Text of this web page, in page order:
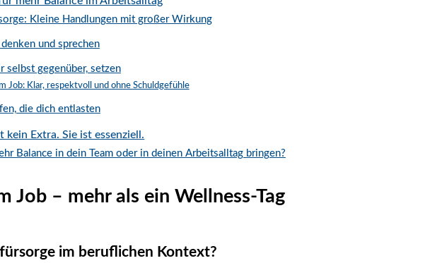
Kleine Handlungen mit großer Wirkung
und sprechen
selbst gegenüber, setzen
Job: Klar, respektvoll und ohne Schuldgefühle
die dich entlasten
kein Extra. Sie ist essenziell.
Balance in dein Team oder in deinen Arbeitsalltag bringen?
Job – mehr als ein Wellness-Tag
im beruflichen Kontext?